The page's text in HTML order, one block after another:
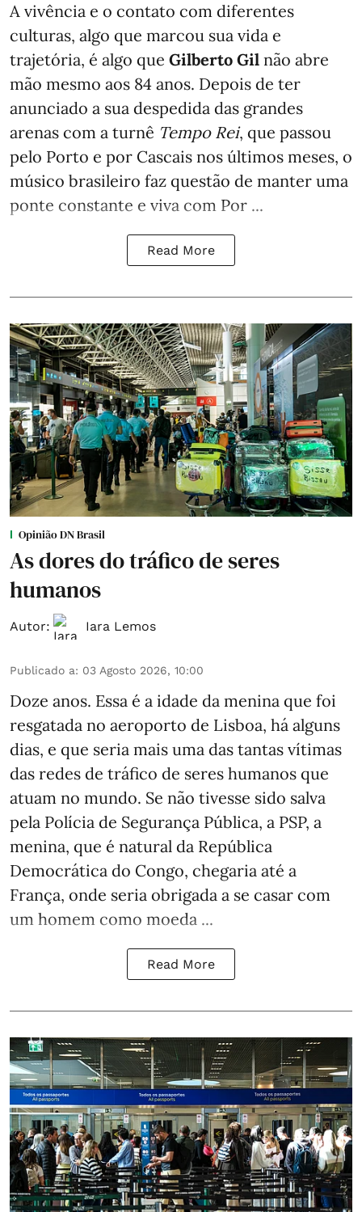
A vivência e o contato com diferentes
culturas, algo que marcou sua vida e
trajetória, é algo que Gilberto Gil não abre
mão mesmo aos 84 anos. Depois de ter
anunciado a sua despedida das grandes
arenas com a turnê Tempo Rei, que passou
pelo Porto e por Cascais nos últimos meses, o
músico brasileiro faz questão de manter uma
ponte constante e viva com Por ...
Read More
Opinião DN Brasil
As dores do tráfico de seres
humanos
Autor: Iara Lemos
Publicado a: 03 Agosto 2026, 10:00
Doze anos. Essa é a idade da menina que foi
resgatada no aeroporto de Lisboa, há alguns
dias, e que seria mais uma das tantas vítimas
das redes de tráfico de seres humanos que
atuam no mundo. Se não tivesse sido salva
pela Polícia de Segurança Pública, a PSP, a
menina, que é natural da República
Democrática do Congo, chegaria até a
França, onde seria obrigada a se casar com
um homem como moeda ...
Read More